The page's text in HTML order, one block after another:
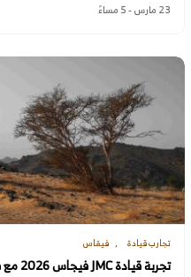
23 مارس - 5 مساءً
تجارب قيادة فيقاس
تجربة قيادة JMC فيجاس 2026 مع فريق شبكة السيارات الصينية